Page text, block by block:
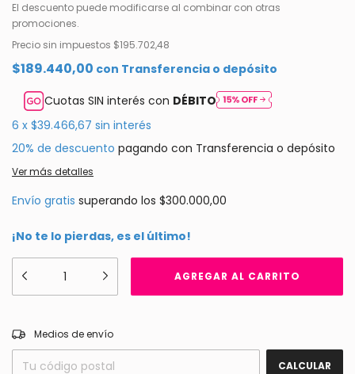
El descuento puede modificarse al combinar con otras
promociones.
Precio sin impuestos $195.702,48
$189.440,00 con Transferencia o depósito
Cuotas SIN interés con DÉBITO
6 x $39.466,67 sin interés
20% de descuento pagando con Transferencia o depósito
Ver más detalles
Envío gratis superando los $300.000,00
¡No te lo pierdas, es el último!
Entregas para el CP:
Medios de envío
CALCULAR